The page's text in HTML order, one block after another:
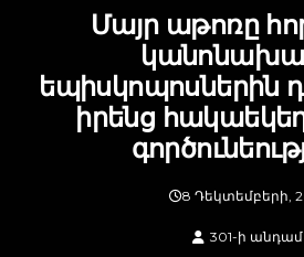
Մայր աթոռը
եպիսկոպոսներին
իրենց
8 Դեկտեմբերի,
301-ի անդամ